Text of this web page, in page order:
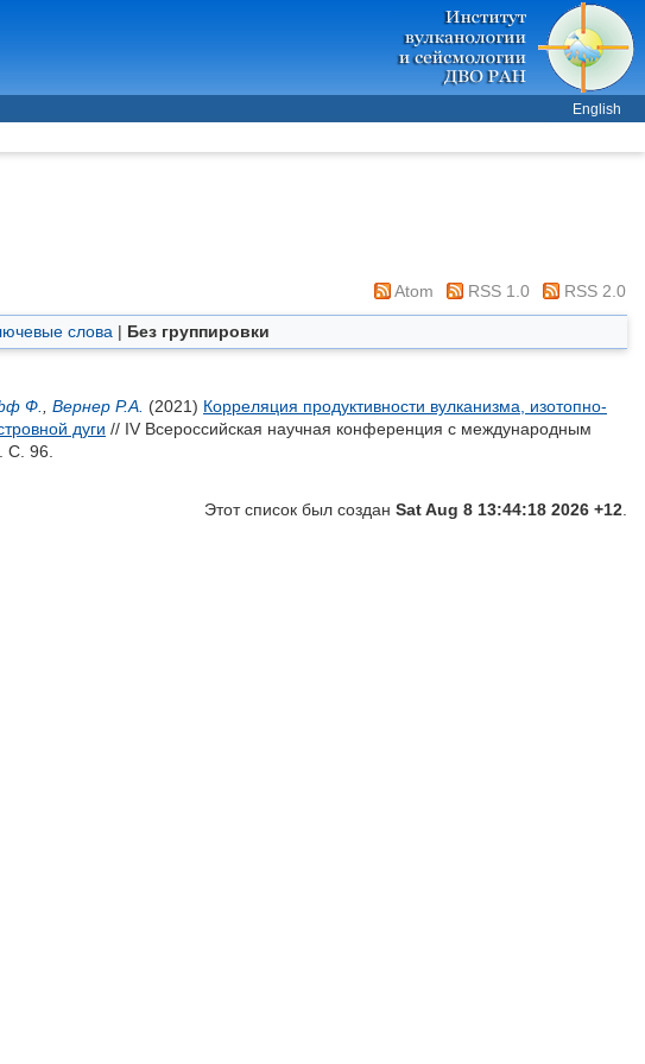
English
Atom RSS 1.0 RSS 2.0
слова | Без группировки
Ф. Вернер Р.А. (2021) Корреляция продуктивности вулканизма, изотопно-
дуги // IV Всероссийская научная конференция с международным
С. 96.
Этот список был создан Sat Aug 8 13:44:18 2026 +12